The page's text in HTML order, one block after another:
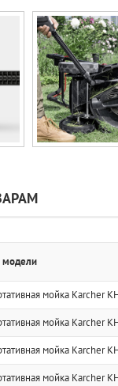
модели
мойка Karcher
мойка Karcher
мойка Karcher
мойка Karcher